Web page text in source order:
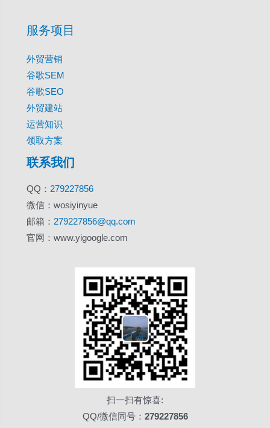
服务项目
外贸营销
谷歌SEM
谷歌SEO
外贸建站
运营知识
领取方案
联系我们
QQ： 279227856
微信：wosiyinyue
邮箱： 279227856@qq.com
官网：www.yigoogle.com
扫一扫有惊喜:
QQ/微信同号： 279227856